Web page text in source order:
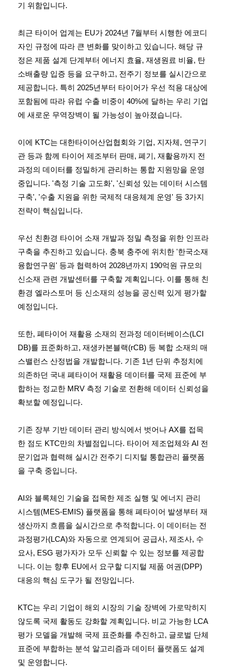
기 위함입니다.
최근 타이어 업계는 EU가 2024년 7월부터 시행한 에코디
자인 규정에 따라 큰 변화를 맞이하고 있습니다. 해당 규
정은 제품 설계 단계부터 에너지 효율, 재생원료 비율, 탄
소배출량 입증 등을 요구하고, 전주기 정보를 실시간으로
제공합니다. 특히 2025년부터 타이어가 우선 적용 대상에
포함됨에 따라 유럽 수출 비중이 40%에 달하는 우리 기업
에 새로운 무역장벽이 될 가능성이 높아졌습니다.
이에 KTC는 대한타이어산업협회와 기업, 지자체, 연구기
관 등과 함께 타이어 제조부터 판매, 폐기, 재활용까지 전
과정의 데이터를 정밀하게 관리하는 통합 지원망을 운영
중입니다. '측정 기술 고도화', '신뢰성 있는 데이터 시스템
구축', '수출 지원을 위한 국제적 대응체계 운영' 등 3가지
전략이 핵심입니다.
우선 친환경 타이어 소재 개발과 정밀 측정을 위한 인프라
구축을 추진하고 있습니다. 충북 충주에 위치한 '한국소재
융합연구원' 등과 협력하여 2028년까지 190억원 규모의
신소재 관련 개발센터를 구축할 계획입니다. 이를 통해 친
환경 엘라스토머 등 신소재의 성능을 공신력 있게 평가할
예정입니다.
또한, 폐타이어 재활용 소재의 전과정 데이터베이스(LCI
DB)를 표준화하고, 재생카본블랙(rCB) 등 복합 소재의 매
스밸런스 산정법을 개발합니다. 기존 1년 단위 추정치에
의존하던 국내 폐타이어 재활용 데이터를 국제 표준에 부
합하는 정교한 MRV 측정 기술로 전환해 데이터 신뢰성을
확보할 예정입니다.
기존 장부 기반 데이터 관리 방식에서 벗어나 AX를 접목
한 점도 KTC만의 차별점입니다. 타이어 제조업체와 AI 전
문기업과 협력해 실시간 전주기 디지털 통합관리 플랫폼
을 구축 중입니다.
AI와 블록체인 기술을 접목한 제조 실행 및 에너지 관리
시스템(MES-EMIS) 플랫폼을 통해 폐타이어 발생부터 재
생산까지 흐름을 실시간으로 추적합니다. 이 데이터는 전
과정평가(LCA)와 자동으로 연계되어 공급사, 제조사, 수
요사, ESG 평가자가 모두 신뢰할 수 있는 정보를 제공합
니다. 이는 향후 EU에서 요구할 디지털 제품 여권(DPP)
대응의 핵심 도구가 될 전망입니다.
KTC는 우리 기업이 해외 시장의 기술 장벽에 가로막히지
않도록 국제 활동도 강화할 계획입니다. 비교 가능한 LCA
평가 모델을 개발해 국제 표준화를 추진하고, 글로벌 단체
표준에 부합하는 분석 알고리즘과 데이터 플랫폼도 설계
및 운영합니다.